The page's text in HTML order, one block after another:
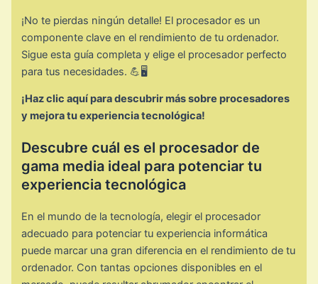
¡No te pierdas ningún detalle! El procesador es un
componente clave en el rendimiento de tu ordenador.
Sigue esta guía completa y elige el procesador perfecto
para tus necesidades. 💪🖥️
¡Haz clic aquí para descubrir más sobre procesadores
y mejora tu experiencia tecnológica!
Descubre cuál es el procesador de
gama media ideal para potenciar tu
experiencia tecnológica
En el mundo de la tecnología, elegir el procesador
adecuado para potenciar tu experiencia informática
puede marcar una gran diferencia en el rendimiento de tu
ordenador. Con tantas opciones disponibles en el